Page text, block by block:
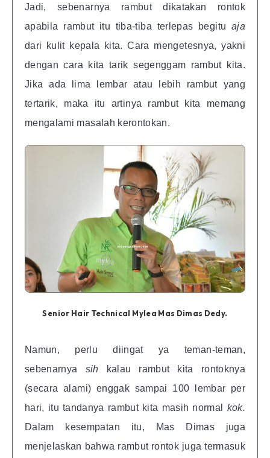
Jadi, sebenarnya rambut dikatakan rontok
apabila rambut itu tiba-tiba terlepas begitu aja
dari kulit kepala kita. Cara mengetesnya, yakni
dengan cara kita tarik segenggam rambut kita.
Jika ada lima lembar atau lebih rambut yang
tertarik, maka itu artinya rambut kita memang
mengalami masalah kerontokan.
Senior Hair Technical Mylea Mas Dimas Dedy.
Namun, perlu diingat ya teman-teman,
sebenarnya sih
kalau rambut kita rontoknya
(secara alami) enggak sampai 100 lembar per
hari, itu tandanya rambut kita masih normal kok.
Dalam kesempatan itu, Mas Dimas juga
menjelaskan bahwa rambut rontok juga termasuk